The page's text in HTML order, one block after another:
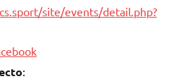
site/events/detail.php?
: